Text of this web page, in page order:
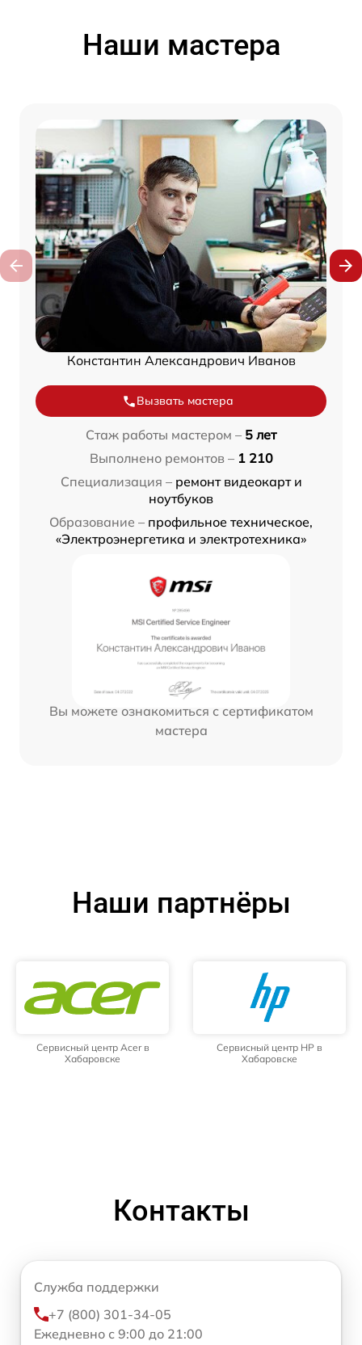
Наши мастера
Константин Александрович Иванов
Вызвать мастера
Стаж работы мастером – 5 лет
Выполнено ремонтов – 1 210
Специализация – ремонт видеокарт и
ноутбуков
Образование – профильное техническое,
«Электроэнергетика и электротехника»
Вы можете ознакомиться с сертификатом
мастера
Наши партнёры
Сервисный центр Acer в
Хабаровске
Сервисный центр HP в
Хабаровске
Контакты
Служба поддержки
+7 (800) 301-34-05
Ежедневно с 9:00 до 21:00